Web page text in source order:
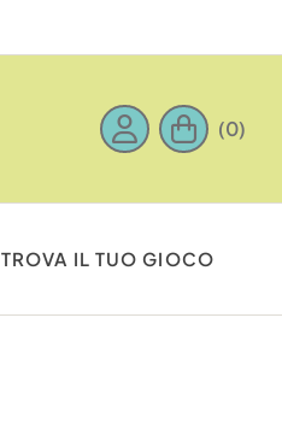
(0)
TROVA IL TUO GIOCO